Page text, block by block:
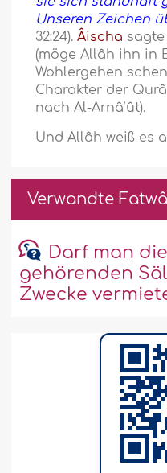
Unseren Zeichen
32:24).Âischa
(möge Allâh ihn in
Wohlergehen
Charakter der
nach Al-Arnâ’ût).
Und Allâh weiß es
Verwandte
Darf man
gehörenden
Zwecke